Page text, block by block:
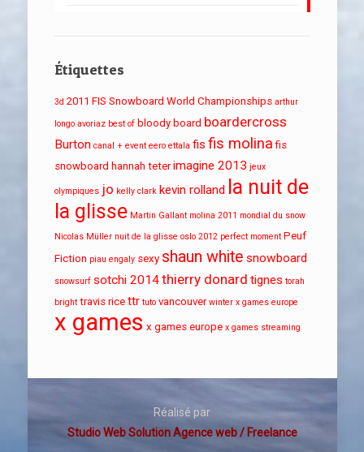
Étiquettes
3d 2011 FIS Snowboard World Championships arthur
longo avoriaz best of bloody board boardercross
Burton canal + event eero ettala fis fis molina fis
snowboard hannah teter imagine 2013 jeux
olympiques jo kelly clark kevin rolland
la nuit de
la glisse Martin Gallant molina 2011 mondial du snow
Nicolas Müller nuit de la glisse oslo 2012 perfect moment Peuf
Fiction piau engaly sexy shaun white snowboard
snowsurf sotchi 2014thierry donard tignes torah
bright travis rice ttr tuto vancouver winter x games europe
x games x games europe x games streaming
Réalisé par
Studio Web Solution Agence web / Freelance